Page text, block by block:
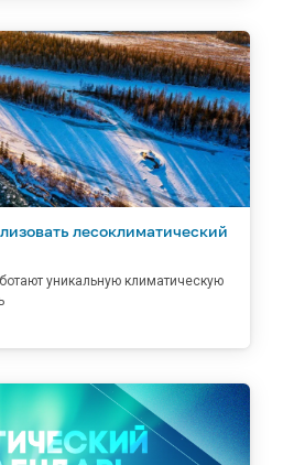
лесоклиматический
уникальную климатическую